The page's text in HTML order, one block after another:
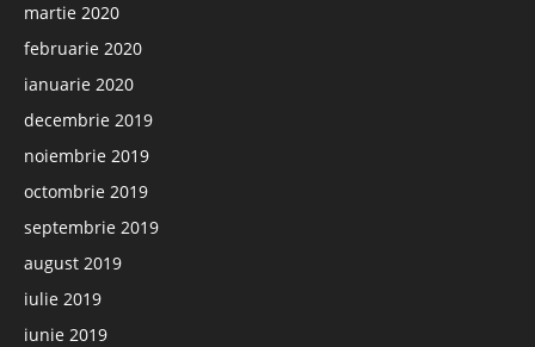
martie 2020
februarie 2020
ianuarie 2020
decembrie 2019
noiembrie 2019
octombrie 2019
septembrie 2019
august 2019
iulie 2019
iunie 2019